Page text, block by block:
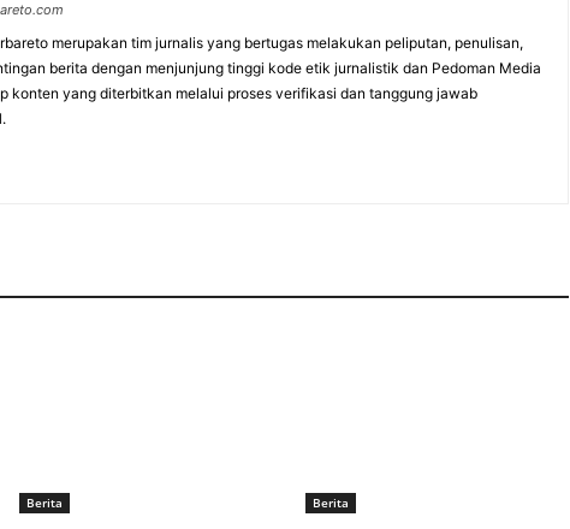
merupakan tim jurnalis yang bertugas melakukan peliputan, penulisan,
berita dengan menjunjung tinggi kode etik jurnalistik dan Pedoman Media
konten yang diterbitkan melalui proses verifikasi dan tanggung jawab
Berita Berita